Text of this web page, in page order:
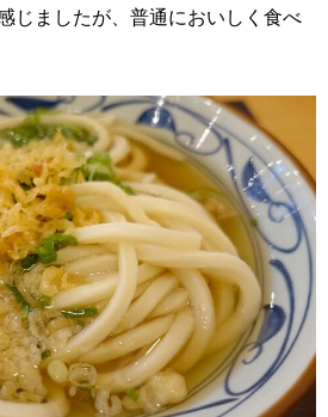
じましたが、普通においしく食べ